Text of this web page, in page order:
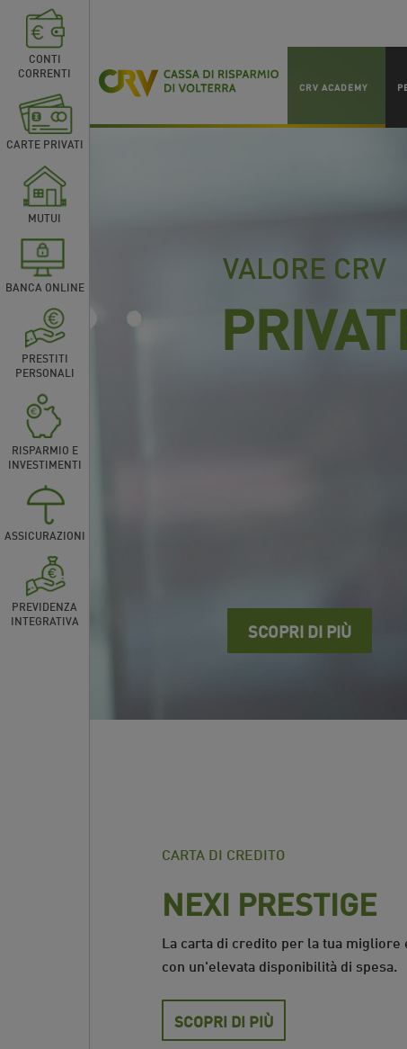
CRV ACADEMY
CONTI
CORRENTI
CARTE PRIVATI
MUTUI
BANCA ONLINE
PRESTITI
PERSONALI
RISPARMIO E
INVESTIMENTI
ASSICURAZIONI
PREVIDENZA
INTEGRATIVA
VALORE CRV
SCOPRI DI PIÙ
CARTA DI CREDITO
NEXI PRESTIGE
La carta di credito per la tua migliore
con un'elevata disponibilità di spesa.
SCOPRI DI PIÙ